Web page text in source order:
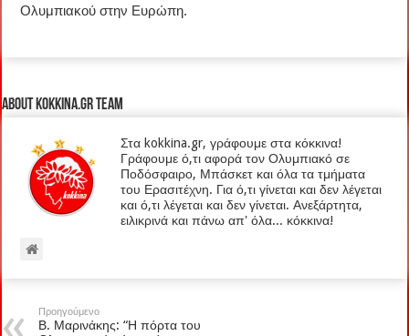
Ολυμπιακού στην Ευρώπη.
About kokkina.gr TEAM
Στα kokkina.gr, γράφουμε στα κόκκινα!
Γράφουμε ό,τι αφορά τον Ολυμπιακό σε
Ποδόσφαιρο, Μπάσκετ και όλα τα τμήματα
του Ερασιτέχνη. Για ό,τι γίνεται και δεν λέγεται
και ό,τι λέγεται και δεν γίνεται. Ανεξάρτητα,
ειλικρινά και πάνω απ' όλα... κόκκινα!
Προηγούμενο
Β. Μαρινάκης: “Η πόρτα του